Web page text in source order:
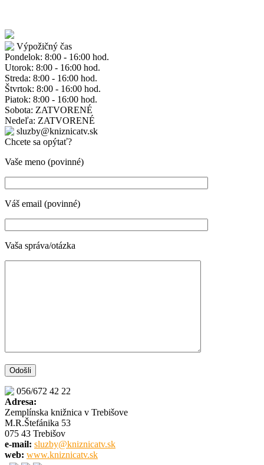
Výpožičný čas
Pondelok: 8:00 - 16:00 hod.
Utorok: 8:00 - 16:00 hod.
Streda: 8:00 - 16:00 hod.
Štvrtok: 8:00 - 16:00 hod.
Piatok: 8:00 - 16:00 hod.
Sobota: ZATVORENÉ
Nedeľa: ZATVORENÉ
sluzby@kniznicatv.sk
Chcete sa opýtať?
Vaše meno (povinné)
Váš email (povinné)
Vaša správa/otázka
056/672 42 22
Adresa:
Zemplínska knižnica v Trebišove
M.R.Štefánika 53
075 43 Trebišov
e-mail: sluzby@kniznicatv.sk
web: www.kniznicatv.sk